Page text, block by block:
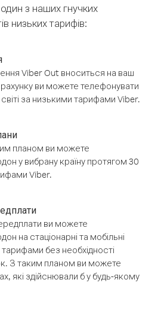
з наших гнучких
низьких тарифів:
Viber Out вноситься на ваш
ви можете телефонувати
за низькими тарифами Viber.
планом ви можете
у вибрану країну протягом 30
Viber.
ви можете
на стаціонарні та мобільні
без необхідності
З таким планом ви можете
які здійснювали б у будь-якому